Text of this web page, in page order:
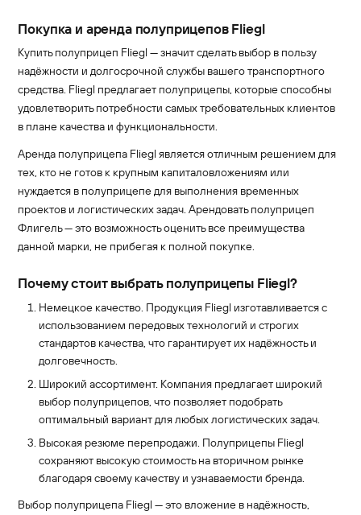
Покупка и аренда полуприцепов Fliegl
Купить полуприцеп Fliegl — значит сделать выбор в пользу
надёжности и долгосрочной службы вашего транспортного
средства. Fliegl предлагает полуприцепы, которые способны
удовлетворить потребности самых требовательных клиентов
в плане качества и функциональности.
Аренда полуприцепа Fliegl является отличным решением для
тех, кто не готов к крупным капиталовложениям или
нуждается в полуприцепе для выполнения временных
проектов и логистических задач. Арендовать полуприцеп
Флигель — это возможность оценить все преимущества
данной марки, не прибегая к полной покупке.
Почему стоит выбрать полуприцепы Fliegl?
Немецкое качество. Продукция Fliegl изготавливается с
использованием передовых технологий и строгих
стандартов качества, что гарантирует их надёжность и
долговечность.
Широкий ассортимент. Компания предлагает широкий
выбор полуприцепов, что позволяет подобрать
оптимальный вариант для любых логистических задач.
Высокая резюме перепродажи. Полуприцепы Fliegl
сохраняют высокую стоимость на вторичном рынке
благодаря своему качеству и узнаваемости бренда.
Выбор полуприцепа Fliegl — это вложение в надёжность,